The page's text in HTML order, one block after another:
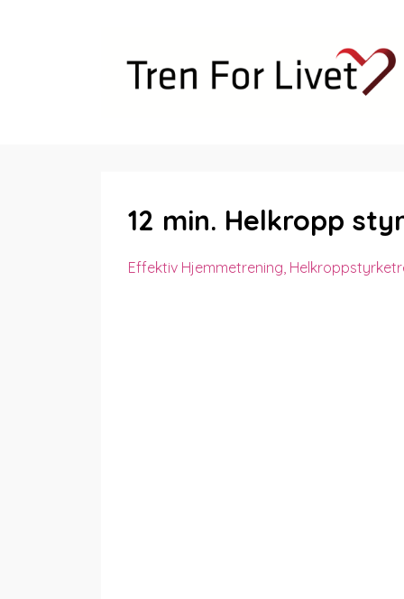
12 min. Helkropp
Effektiv Hjemmetrening